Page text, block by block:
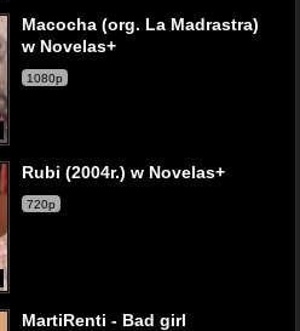
Macocha (org. La Madrastra)
w Novelas+
1080p
Rubi (2004r.) w Novelas+
720p
MartiRenti - Bad girl